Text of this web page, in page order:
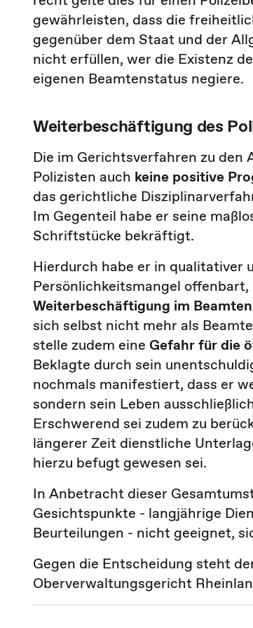
gewährleisten, dass die
gegenüber dem Staat und der
nicht erfüllen, wer die Existenz
eigenen Beamtenstatus negiere.
Weiterbeschäftigung des
Die im Gerichtsverfahren zu
Polizisten auch keine positive
das gerichtliche
Im Gegenteil habe er seine
Schriftstücke bekräftigt.
Hierdurch habe er in qualitativer
Persönlichkeitsmangel
Weiterbeschäftigung im
sich selbst nicht mehr als
stelle zudem eine Gefahr für die
Beklagte durch sein
nochmals manifestiert, dass er
sondern sein Leben
Erschwerend sei zudem zu
längerer Zeit dienstliche
hierzu befugt gewesen sei.
In Anbetracht dieser
Gesichtspunkte - langjährige
Beurteilungen - nicht geeignet,
Gegen die Entscheidung steht
Oberverwaltungsgericht